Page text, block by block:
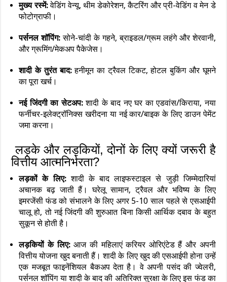
मुख्य रस्में:वेडिंग वेन्यू, थीम डेकोरेशन, कैटरिंग और प्री-वेडिंग व मेन डे
फोटोग्राफी।
पर्सनल शॉपिंग: सोने-चांदी के गहने, ब्राइडल/ग्रूम लहंगे और शेरवानी,
और ग्रूमिंग/मेकअप पैकेजेस।
शादी के तुरंत बाद:हनीमून का ट्रैवल टिकट, होटल बुकिंग और घूमने
का पूरा खर्च।
नई जिंदगी का सेटअप:शादी के बाद नए घर का एडवांस/किराया, नया
फर्नीचर-इलेक्ट्रॉनिक्स खरीदना या नई कार/बाइक के लिए डाउन पेमेंट
जमा करना।
लड़के और लड़कियों, दोनों के लिए क्यों जरूरी है
वित्तीय आत्मनिर्भरता?
लड़कों के लिए:शादी के बाद लाइफस्टाइल से जुड़ी जिम्मेदारियां
अचानक बढ़ जाती हैं। घरेलू सामान, ट्रैवल और भविष्य के लिए
इमरजेंसी फंड को संभालने के लिए अगर 5-10 साल पहले से एसआईपी
चालू हो, तो नई जिंदगी की शुरुआत बिना किसी आर्थिक दबाव के बहुत
सुकून से होती है।
लड़कियों के लिए:आज की महिलाएं करियर ओरिएंटेड हैं और अपनी
वित्तीय योजना खुद बनाती हैं। शादी के लिए खुद की एसआईपी होना उन्हें
एक मजबूत फाइनेंशियल बैकअप देता है। वे अपनी पसंद की ज्वेलरी,
पर्सनल शॉपिंग या शादी के बाद की अतिरिक्त सुरक्षा के लिए इस फंड का